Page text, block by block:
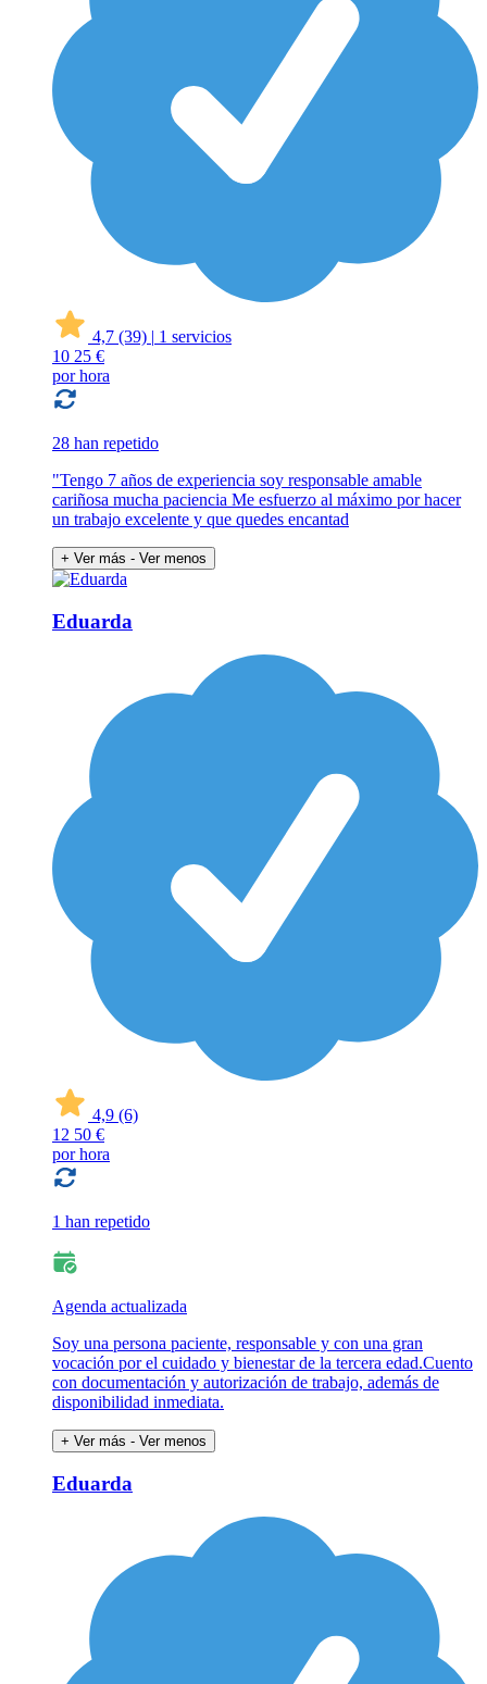
4,7 (39) | 1 servicios
10 25 €
por hora
28 han repetido
"Tengo 7 años de experiencia soy responsable amable
cariñosa mucha paciencia Me esfuerzo al máximo por hacer
un trabajo excelente y que quedes encantad
+ Ver más - Ver menos
Eduarda
4,9 (6)
12 50 €
por hora
1 han repetido
Agenda actualizada
Soy una persona paciente, responsable y con una gran
vocación por el cuidado y bienestar de la tercera edad.Cuento
con documentación y autorización de trabajo, además de
disponibilidad inmediata.
+ Ver más - Ver menos
Eduarda